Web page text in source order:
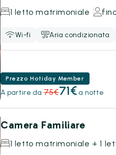
1 letto matrimoniale
Wi-fi Aria condizionata
Prezzo Hotiday Member
A partire da 75€71€ a notte
Camera Familiare
1 letto matrimoniale + 1